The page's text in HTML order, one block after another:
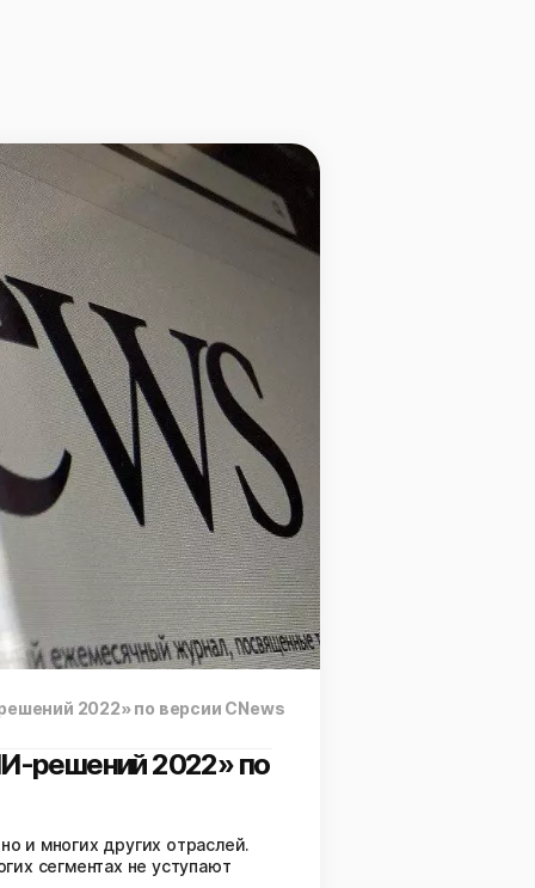
2022» по версии CNews
решений 2022» по
и многих других отраслей.
сегментах не уступают